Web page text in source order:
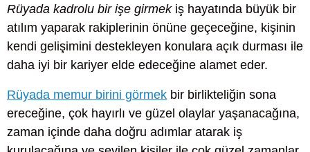
Rüyada kadrolu bir işe girmekiş hayatında büyük bir
atılım yaparak rakiplerinin önüne geçeceğine, kişinin
kendi gelişimini destekleyen konulara açık durması ile
daha iyi bir kariyer elde edeceğine alamet eder.
Rüyada memur birini görmek bir birlikteliğin sona
ereceğine, çok hayırlı ve güzel olaylar yaşanacağına,
zaman içinde daha doğru adımlar atarak iş